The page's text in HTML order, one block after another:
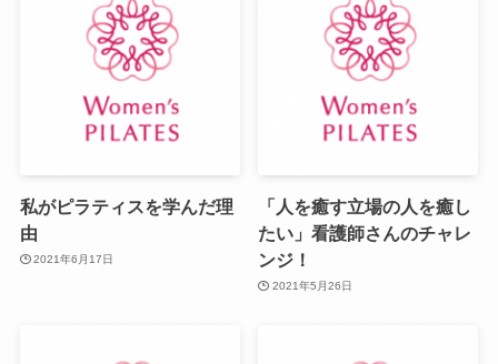
私がピラティスを学んだ理
由
2021年6月17日
「人を癒す立場の人を癒し
たい」看護師さんのチャレ
ンジ！
2021年5月26日